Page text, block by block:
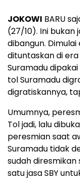
JOKOWI BARU
(27/10). Ini bukan
dibangun.
dituntaskan di era
Suramadu
tol Suramadu
digratiskannya,
Umumnya,
Tol jadi, lalu
peresmian saat
Suramadu tidak
sudah diresmikan
satu jasa SBY